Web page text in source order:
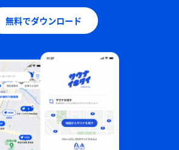
無料でダウンロード